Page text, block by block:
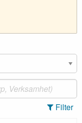
Filter